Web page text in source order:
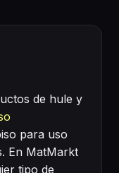
de hule y
para uso
En MatMarkt
tipo de